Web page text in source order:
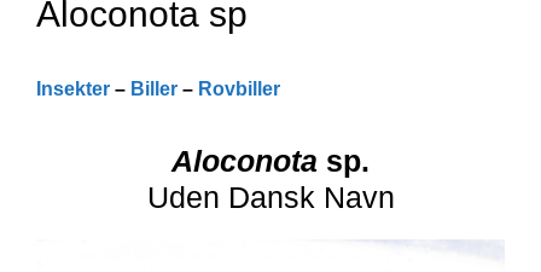
Aloconota sp
Insekter – Biller – Rovbiller
Aloconota sp.
Uden Dansk Navn